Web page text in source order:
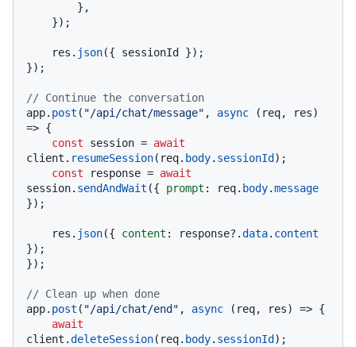
    res.
json({ sessionId });
});
// Continue the conversation
app. post ( "/api/chat/message" , async (req, res)
=> {
const session = await
client. resumeSession(req. body. sessionId );
const response = await
session. sendAndWait ({ prompt : req. body.message
});
    res.
json({ content : response?.data. content
});
});
// Clean up when done
app. post ( "/api/chat/end" , async (req, res) => {
await
client.deleteSession(req. body. sessionId );